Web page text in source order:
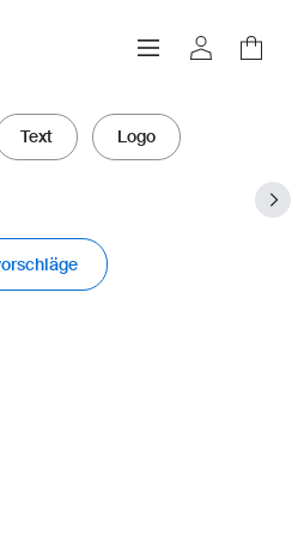
Text Logo